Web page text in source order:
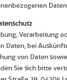
Daten.
Verarbeitung
Daten, bei
von Daten
Sie sich bitte